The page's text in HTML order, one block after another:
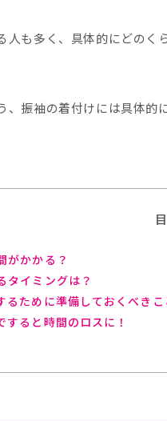
も多く、具体的にどの
、振袖の着付けには具体
がかかる？
タイミングは？
るために準備しておくべきこ
ると時間のロスに！